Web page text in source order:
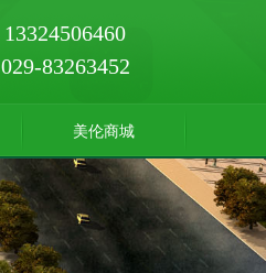
13324506460
029-83263452
美伦商城